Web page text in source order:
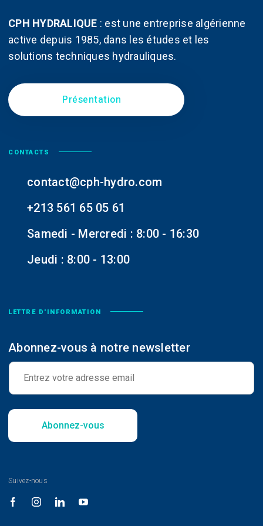
CPH HYDRALIQUE : est une entreprise algérienne
active depuis 1985, dans les études et les
solutions techniques hydrauliques.
Présentation
CONTACTS
contact@cph-hydro.com
+213 561 65 05 61
Samedi - Mercredi : 8:00 - 16:30
Jeudi : 8:00 - 13:00
LETTRE D'INFORMATION
Abonnez-vous à notre newsletter
E
m
i
*
Abonnez-vous
Suivez-nous